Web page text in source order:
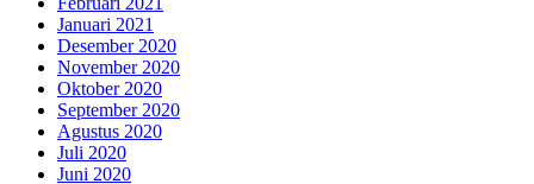
Januari 2021
Desember 2020
November 2020
Oktober 2020
September 2020
Agustus 2020
Juli 2020
Juni 2020